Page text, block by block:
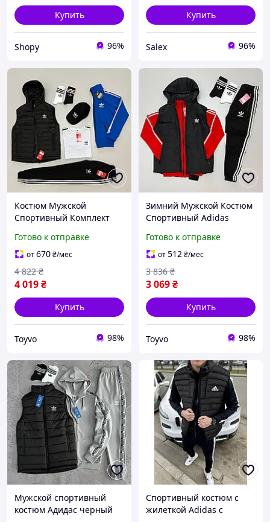
Купить
Shopy 96%
Купить
Salex 96%
Костюм Мужской
Спортивный Комплект
Жилет Кофта И Брюки С
Футболкой И Кепка
Мужские Носки 2 Пары
Toyvoo Костюм
Готово к отправке
от670₴/мес
4 019₴
4 822 ₴
Купить
Toyvo 98%
Зимний Мужской Костюм
Спортивный Adidas
Брюками И Носки 2 Пары
Toyvoo Зимовий
Чоловічий Костюм
Спортивний Adidas
Готово к отправке
от512₴/мес
3 069₴
3 836 ₴
Купить
Toyvo 98%
Мужской спортивный
костюм Адидас черный
Спортивный костюм с
жилеткой Adidas с